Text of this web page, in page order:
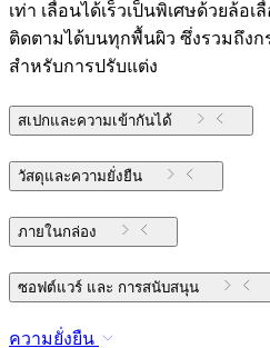
เท่า เลื่อนได้เร็วเป็นพิเศษด้วยล้อเ
ติดตามได้บนทุกพื้นผิว ซึ่งรวมถึงก
สำหรับการปรับแต่ง
สเปกและความเข้ากันได้
วัสดุและความยั่งยืน
ภายในกล่อง
ซอฟต์แวร์ และ การสนับสนุน
ความยั่งยืน